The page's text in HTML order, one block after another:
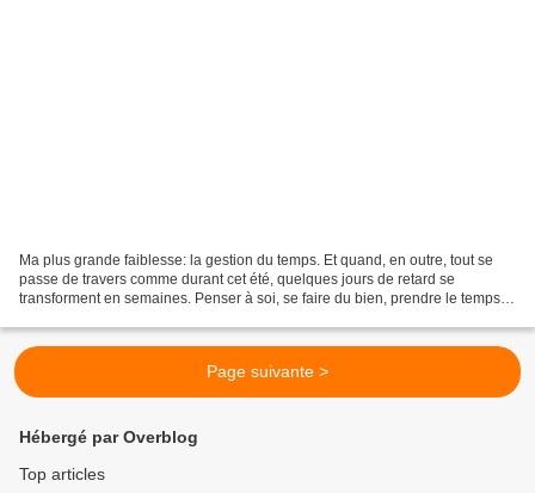
Ma plus grande faiblesse: la gestion du temps. Et quand, en outre, tout se
passe de travers comme durant cet été, quelques jours de retard se
transforment en semaines. Penser à soi, se faire du bien, prendre le temps
Page suivante >
Hébergé par Overblog
Top articles